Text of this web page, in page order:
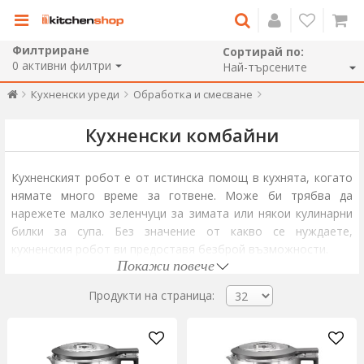
Филтриране
0 активни филтри
Сортирай по:
Кухненски уреди Обработка и смесване
Кухненски комбайни
Кухненският робот е от истинска помощ в кухнята, когато
нямате много време за готвене. Може би трябва да
нарежете малко зеленчуци за зимата или някои кулинарни
билки за супа. Без значение от какво се нуждаете,
кухненския робот ви предоставя безброй възможности.
Кухнен робот, подходящ за вашите нужди, може да ви
помогне дори да приготвите теста или смеси за бургери.
като KitchenAid или Magimix е полезен както в
класическата кухня, така и в кухнята на любители на
храната, защото съкращават времето и увеличават
Покажи повече
Продукти на страница: